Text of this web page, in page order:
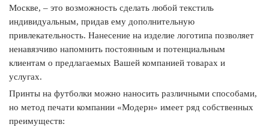
Москве, – это возможность сделать любой текстиль
индивидуальным, придав ему дополнительную
привлекательность. Нанесение на изделие логотипа позволяет
ненавязчиво напомнить постоянным и потенциальным
клиентам о предлагаемых Вашей компанией товарах и
услугах.
Принты на футболки можно наносить различными способами,
но метод печати компании «Модерн» имеет ряд собственных
преимуществ: